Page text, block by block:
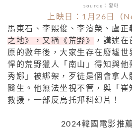
source：황야
上映日：1月26日（
馬東石、李熙俊、李濬榮、盧正
之地》，又稱《荒野》
，講述
原的數年後，大家生存在廢墟世
悍的荒野獵人「南山」得知與他
秀娜」被綁架，歹徒是個會拿人
醫生。他無法坐視不管，與「崔
救援，一部反烏托邦科幻片！
2024韓國電影推